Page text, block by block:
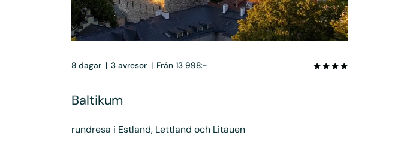
8 dagar | 3 avresor | Från 13 998:-
Baltikum
rundresa i Estland, Lettland och Litauen